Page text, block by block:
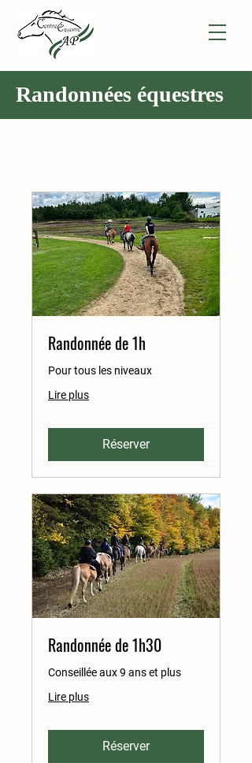
Randonnées équestres
Randonnée de 1h
Pour tous les niveaux
Lire plus
Réserver
Randonnée de 1h30
Conseillée aux 9 ans et plus
Lire plus
Réserver